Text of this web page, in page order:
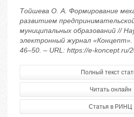
Тойшева О. А. Формирование
развитием
муниципальных образований //
электронный журнал
46–50. – URL: https://e-koncept.ru/
Полный текст
Читать онлайн
Статья в РИНЦ